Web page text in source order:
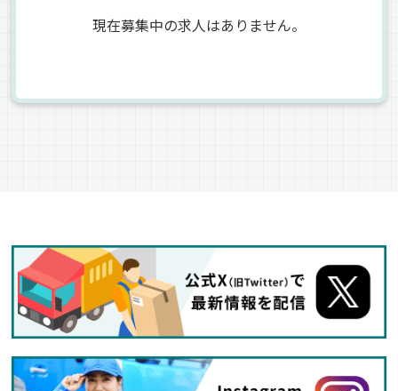
現在募集中の求人はありません。